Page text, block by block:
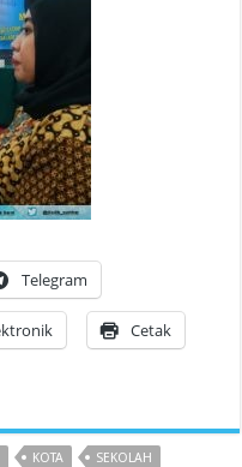
Telegram
Cetak
KOTA SEKOLAH